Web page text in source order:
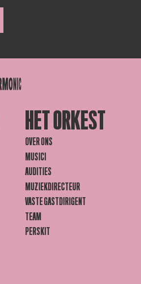
HET ORKEST
OVER ONS
MUSICI
AUDITIES
MUZIEKDIRECTEUR
VASTE GASTDIRIGENT
TEAM
PERSKIT